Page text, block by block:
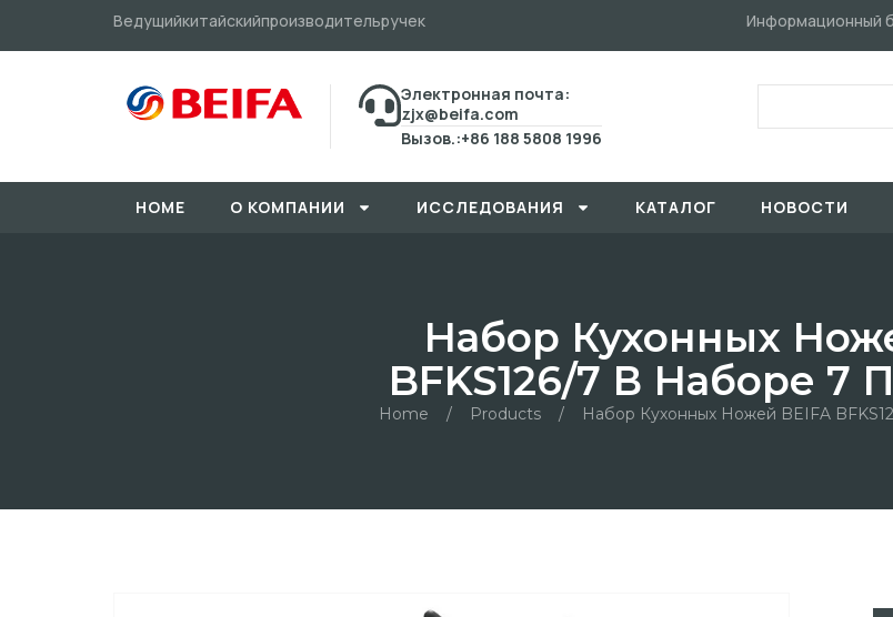
Ведущийкитайскийпроизводительручек Информационный
Электронная почта:
zjx@beifa.com
Вызов.:+86 188 5808 1996
HOME О КОМПАНИИ ИССЛЕДОВАHИЯ КАТАЛОГ HОBOCTИ
Набор Кухонных
BFKS126/7 В Наборе 7
Home / Products / Набор Кухонных Ножей BEIFA